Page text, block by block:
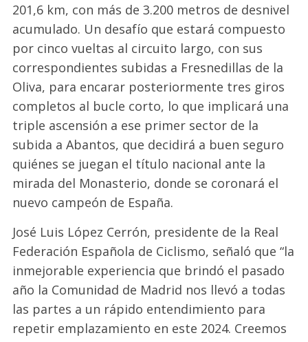
201,6 km, con más de 3.200 metros de desnivel
acumulado. Un desafío que estará compuesto
por cinco vueltas al circuito largo, con sus
correspondientes subidas a Fresnedillas de la
Oliva, para encarar posteriormente tres giros
completos al bucle corto, lo que implicará una
triple ascensión a ese primer sector de la
subida a Abantos, que decidirá a buen seguro
quiénes se juegan el título nacional ante la
mirada del Monasterio, donde se coronará el
nuevo campeón de España.
José Luis López Cerrón, presidente de la Real
Federación Española de Ciclismo, señaló que “la
inmejorable experiencia que brindó el pasado
año la Comunidad de Madrid nos llevó a todas
las partes a un rápido entendimiento para
repetir emplazamiento en este 2024. Creemos